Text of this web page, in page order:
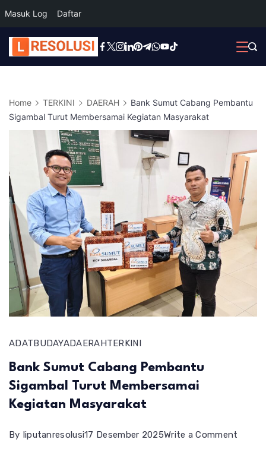
Masuk Log Daftar
Skip
to
Home TERKINI DAERAH
Bank Sumut Cabang Pembantu
Sigambal Turut Membersamai Kegiatan Masyarakat
ADATBUDAYADAERAHTERKINI
Bank Sumut Cabang Pembantu
Sigambal Turut Membersamai
Kegiatan Masyarakat
By liputanresolusi17 Desember 2025Write a Comment